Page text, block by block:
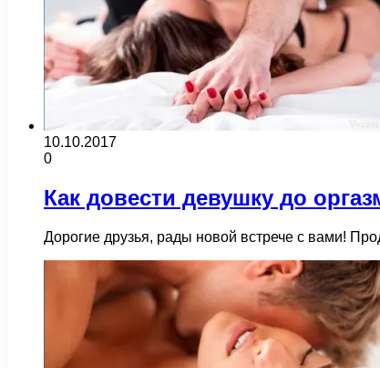
10.10.2017
0
Как довести девушку до
Дорогие друзья, рады новой встрече с вами!